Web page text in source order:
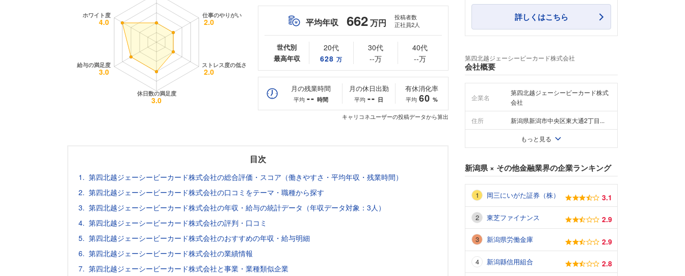
平均年収 662万円
投稿者数
正社員2人
世代別
最高年収
20代
628 万
30代
--万
40代
--万
月の残業時間
平均 -- 時間
月の休日出勤
平均 -- 日
有休消化率
平均 60 %
キャリコネユーザーの投稿データから算出
目次
第四北越ジェーシービーカード株式会社の総合評価・スコア（働きやすさ・平均年収・残業時間）
第四北越ジェーシービーカード株式会社の口コミをテーマ・職種から探す
第四北越ジェーシービーカード株式会社の年収・給与の統計データ（年収データ対象：3人）
第四北越ジェーシービーカード株式会社の評判・口コミ
第四北越ジェーシービーカード株式会社のおすすめの年収・給与明細
第四北越ジェーシービーカード株式会社の業績情報
第四北越ジェーシービーカード株式会社と事業・業種類似企業
詳しくはこちら
第四北越ジェーシービーカード株式会社
会社概要
企業名
第四北越ジェーシービーカード株式
会社
住所 新潟県新潟市中央区東大通2丁目...
もっと見る
新潟県× その他金融業界の企業ランキング
岡三にいがた証券（株） 3.1
東芝ファイナンス 2.9
新潟県労働金庫 2.9
新潟縣信用組合 2.8